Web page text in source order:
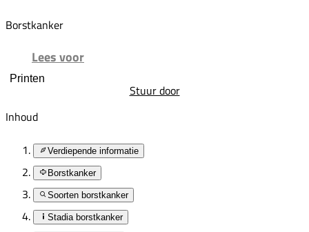
Borstkanker
Lees voor
Printen
Stuur door
Inhoud
Verdiepende informatie
Borstkanker
Soorten borstkanker
Stadia borstkanker